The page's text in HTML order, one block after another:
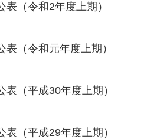
表（令和2年度上期）
表（令和元年度上期）
表（平成30年度上期）
表（平成29年度上期）